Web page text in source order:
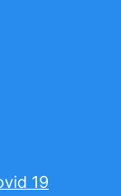
19